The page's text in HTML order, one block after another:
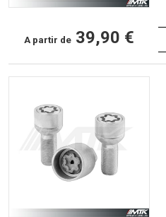
A partir de 39,90 €